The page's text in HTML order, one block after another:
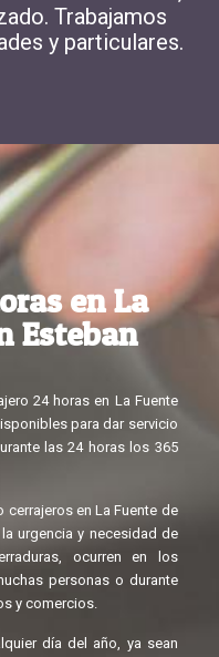
Trabajamos
y particulares.
en La
Esteban
24 horas en La Fuente
para dar servicio
las 24 horas los 365
en La Fuente de
urgencia y necesidad de
ocurren en los
personas o durante
y comercios.
día del año, ya sean